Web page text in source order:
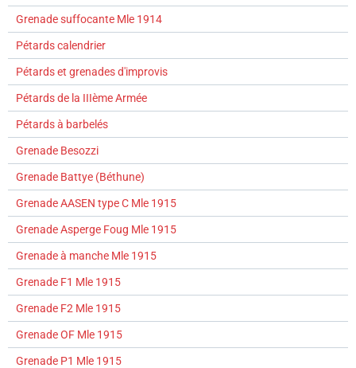
Grenade suffocante Mle 1914
Pétards calendrier
Pétards et grenades d'improvis
Pétards de la IIIème Armée
Pétards à barbelés
Grenade Besozzi
Grenade Battye (Béthune)
Grenade AASEN type C Mle 1915
Grenade Asperge Foug Mle 1915
Grenade à manche Mle 1915
Grenade F1 Mle 1915
Grenade F2 Mle 1915
Grenade OF Mle 1915
Grenade P1 Mle 1915